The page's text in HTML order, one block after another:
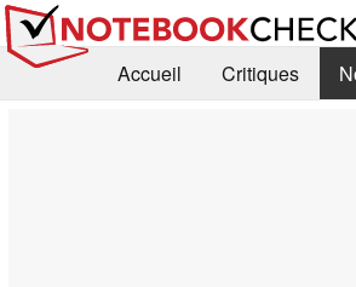
Accueil Critiques